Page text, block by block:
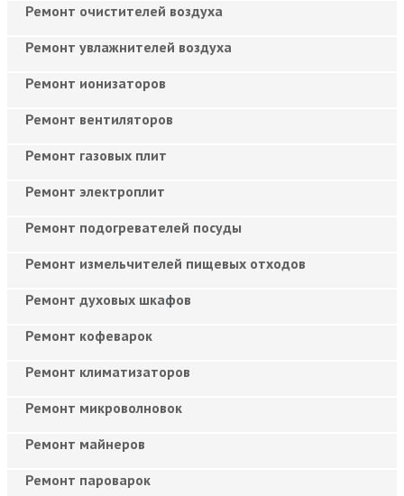
Ремонт очистителей воздуха
Ремонт увлажнителей воздуха
Ремонт ионизаторов
Ремонт вентиляторов
Ремонт газовых плит
Ремонт электроплит
Ремонт подогревателей посуды
Ремонт измельчителей пищевых отходов
Ремонт духовых шкафов
Ремонт кофеварок
Ремонт климатизаторов
Ремонт микроволновок
Ремонт майнеров
Ремонт пароварок